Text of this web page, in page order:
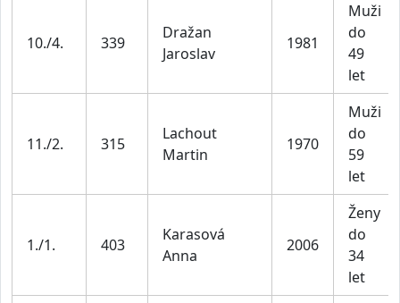
10./4. 339
Dražan
Jaroslav
1981
Muži
do
49
let
11./2. 315
Lachout
Martin
1970
Muži
do
59
let
1./1. 403
Karasová
Anna
2006
Ženy
do
34
let